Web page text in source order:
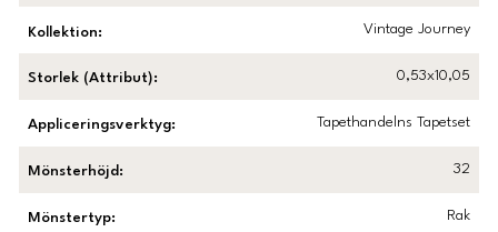
Kollektion: Vintage Journey
Storlek (Attribut): 0,53x10,05
Appliceringsverktyg: Tapethandelns Tapetset
Mönsterhöjd : 32
Mönstertyp: Rak